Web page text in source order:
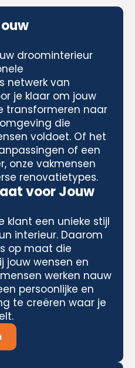
droominterieur
netwerk van
je klaar om jouw
transformeren naar
die
voldoet. Of het
of een
onze vakmensen
renovatietypes.
voor Jouw
klant een unieke stijl
interieur. Daarom
op maat die
jouw wensen en
werken nauw
persoonlijke en
te creëren waar je